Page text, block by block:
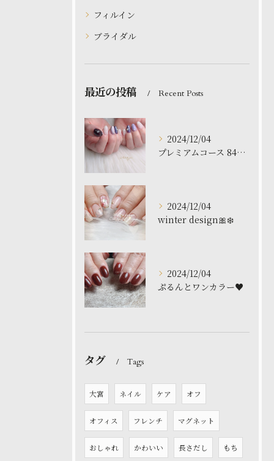
フィルイン
ブライダル
最近の投稿 Recent Posts
2024/12/04
プレミアムコース 8480円
2024/12/04
winter design🎀❄️
2024/12/04
ぷるんとワンカラー♥️
タグ Tags
大宮 ネイル ケア オフ
オフィス フレンチ マグネット
おしゃれ かわいい 長さだし もち